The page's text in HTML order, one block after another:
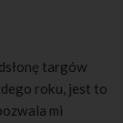
targów
roku, jest to
mi